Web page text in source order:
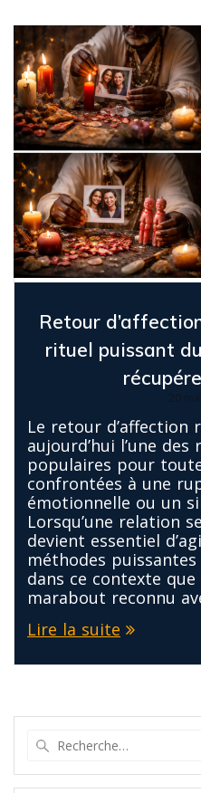
Retour
rituel puissant
Le retour d’affection
aujourd’hui l’une
populaires pour
confrontées à une
émotionnelle ou un
Lorsqu’une relation
devient essentiel
méthodes puissantes
dans ce contexte
marabout reconnu
Lire la suite